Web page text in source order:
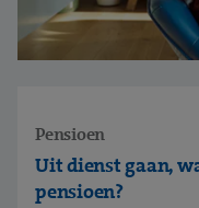
Uit dienst gaan,
pensioen?
Pensioen